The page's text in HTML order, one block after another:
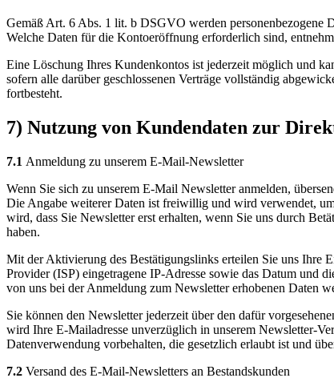
Gemäß Art. 6 Abs. 1 lit. b DSGVO werden personenbezogene
Welche Daten für die Kontoeröffnung erforderlich sind,
Eine Löschung Ihres Kundenkontos ist jederzeit möglich und
sofern alle darüber geschlossenen Verträge vollständig
fortbesteht.
7) Nutzung von Kundendaten zur
7.1 Anmeldung zu unserem E-Mail-Newsletter
Wenn Sie sich zu unserem E-Mail Newsletter anmelden,
Die Angabe weiterer Daten ist freiwillig und wird verwendet,
wird, dass Sie Newsletter erst erhalten, wenn Sie uns durch
haben.
Mit der Aktivierung des Bestätigungslinks erteilen Sie uns
Provider (ISP) eingetragene IP-Adresse sowie das Datum und
von uns bei der Anmeldung zum Newsletter erhobenen Daten
Sie können den Newsletter jederzeit über den dafür
wird Ihre E-Mailadresse unverzüglich in unserem Newsletter-
Datenverwendung vorbehalten, die gesetzlich erlaubt ist und
7.2 Versand des E-Mail-Newsletters an Bestandskunden